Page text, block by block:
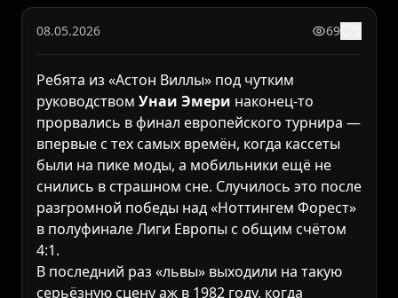
08.05.2026 69
Ребята из «Астон Виллы» под чутким
руководством Унаи Эмери наконец-то
прорвались в финал европейского турнира —
впервые с тех самых времён, когда кассеты
были на пике моды, а мобильники ещё не
снились в страшном сне. Случилось это после
разгромной победы над «Ноттингем Форест»
в полуфинале Лиги Европы с общим счётом
4:1.
В последний раз «львы» выходили на такую
серьёзную сцену аж в 1982 году, когда